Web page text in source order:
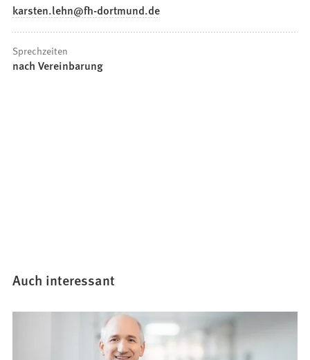
karsten.lehn fh-dortmund de
Sprechzeiten
nach Vereinbarung
Auch interessant